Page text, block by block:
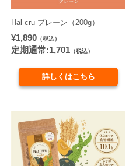
Hal-cru プレーン（200g）
¥1,890 （税込）
定期通常:1,701 （税込）
詳しくはこちら